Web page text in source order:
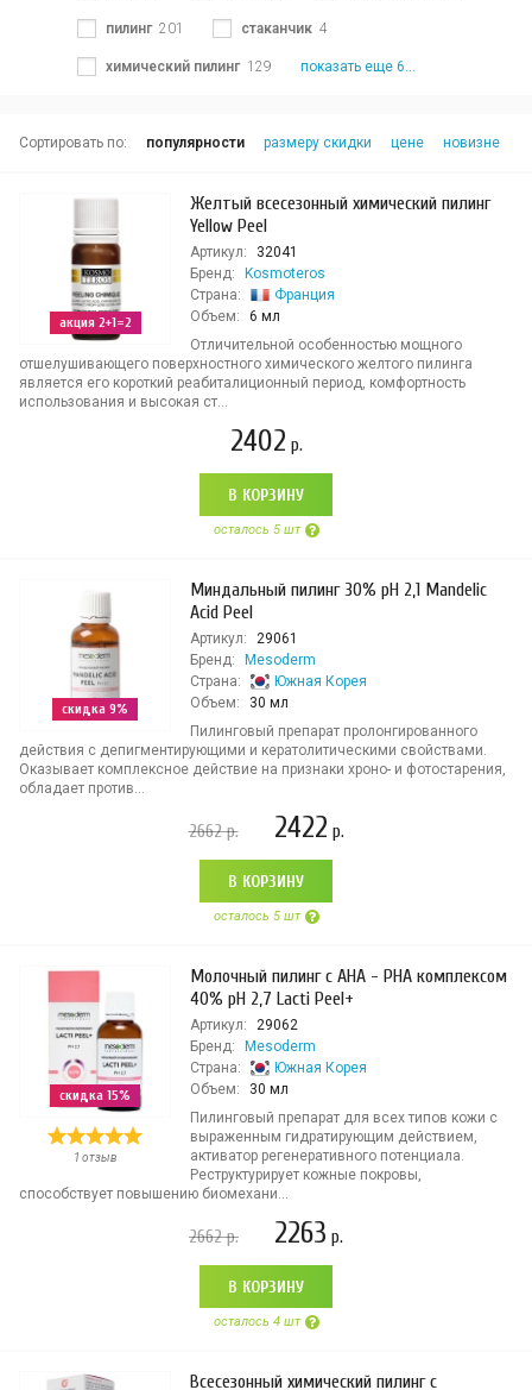
пилинг 201 стаканчик 4
химический пилинг 129 показать еще 6...
Сортировать по: популярности размеру скидки цене новизне
акция 2+1=2
Желтый всесезонный химический пилинг
Yellow Peel
Артикул:
32041
Бренд:
Kosmoteros
Страна:
Франция
Объем:
6 мл
Отличительной особенностью мощного
отшелушивающего поверхностного химического желтого пилинга
является его короткий реабиталиционный период, комфортность
использования и высокая ст...
2402 р.
В КОРЗИНУ
осталось 5 шт
скидка 9%
Миндальный пилинг 30% pH 2,1 Mandelic
Acid Peel
Артикул:
29061
Бренд:
Mesoderm
Страна:
Южная Корея
Объем:
30 мл
Пилинговый препарат пролонгированного
действия с депигментирующими и кератолитическими свойствами.
Оказывает комплексное действие на признаки хроно- и фотостарения,
обладает против...
2662р. 2422 р.
В КОРЗИНУ
осталось 5 шт
скидка 15%
1 отзыв
Молочный пилинг с АНА - РНА комплексом
40% рН 2,7 Lacti Peel+
Артикул:
29062
Бренд:
Mesoderm
Страна:
Южная Корея
Объем:
30 мл
Пилинговый препарат для всех типов кожи с
выраженным гидратирующим действием,
активатор регенеративного потенциала.
Реструктурирует кожные покровы,
способствует повышению биомехани...
2662р. 2263 р.
В КОРЗИНУ
осталось 4 шт
Всесезонный химический пилинг с